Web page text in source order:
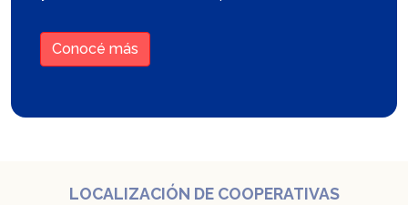
Conocé más
LOCALIZACIÓN DE COOPERATIVAS